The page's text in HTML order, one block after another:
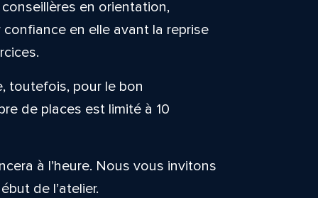
en orientation,
en elle avant la reprise
toutefois, pour le bon
de places est limité à 10
à l’heure. Nous vous invitons
de l’atelier.